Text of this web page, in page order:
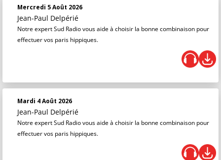
Mercredi 5 Août 2026
Jean-Paul Delpérié
Notre expert Sud Radio vous aide à choisir la bonne combinaison pour
effectuer vos paris hippiques.
Mardi 4 Août 2026
Jean-Paul Delpérié
Notre expert Sud Radio vous aide à choisir la bonne combinaison pour
effectuer vos paris hippiques.